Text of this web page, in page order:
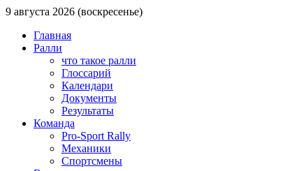
9 августа 2026 (воскресенье)
Главная
Ралли
что такое ралли
Глоссарий
Календари
Документы
Результаты
Команда
Pro-Sport Rally
Механики
Спортсмены